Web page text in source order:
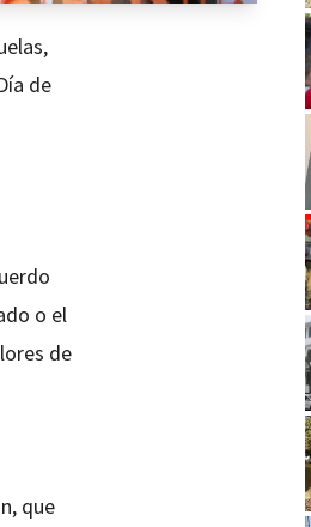
de
o el
de
que